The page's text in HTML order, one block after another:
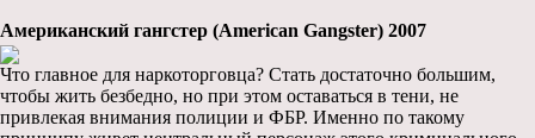
Американский гангстер (American Gangster) 2007
Что главное для наркоторговца? Стать достаточно большим,
чтобы жить безбедно, но при этом оставаться в тени, не
привлекая внимания полиции и ФБР. Именно по такому